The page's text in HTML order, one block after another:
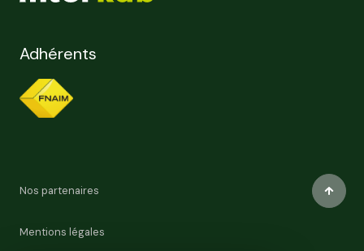
Adhérents
Nos partenaires
Mentions légales